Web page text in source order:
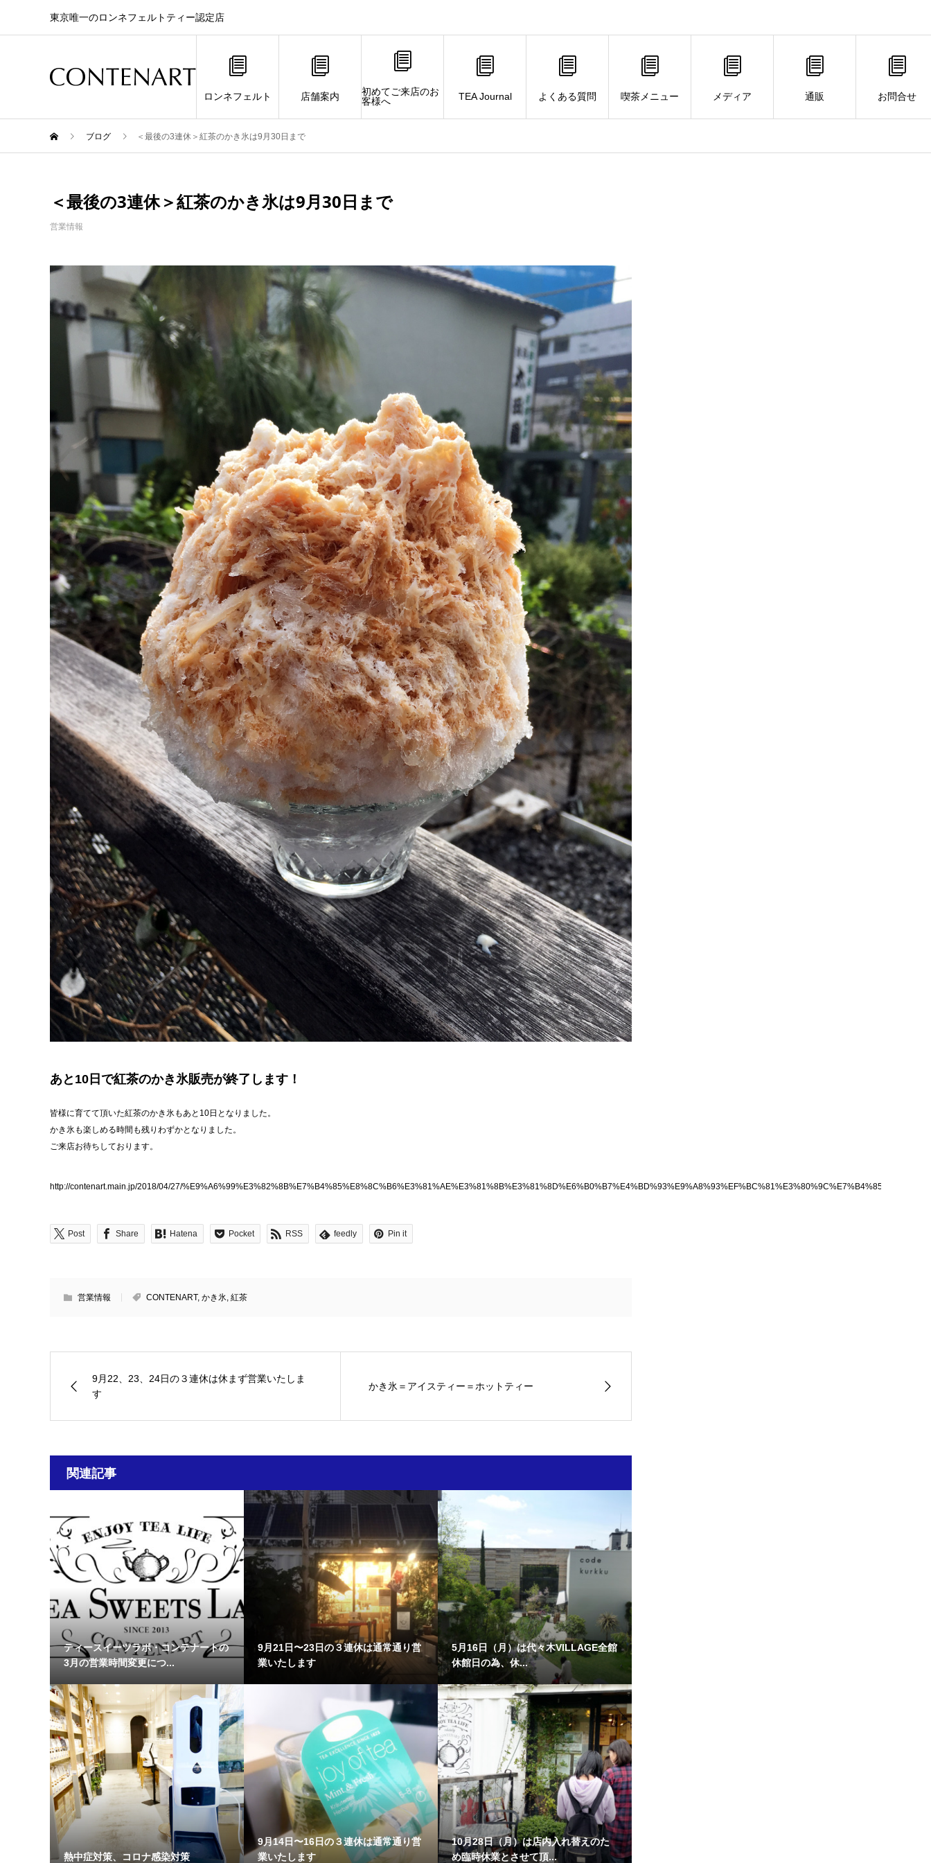
東京唯一のロンネフェルトティー認定店
ロンネフェルト 店舗案内
初めてご来店のお
客様へ
TEA Journal よくある質問 喫茶メニュー メディア 通販 お問合せ
ブログ ＜最後の3連休＞紅茶のかき氷は9月30日まで
＜最後の3連休＞紅茶のかき氷は9月30日まで
営業情報
あと10日で紅茶のかき氷販売が終了します！
皆様に育てて頂いた紅茶のかき氷もあと10日となりました。
かき氷も楽しめる時間も残りわずかとなりました。
ご来店お待ちしております。
http://contenart.main.jp/2018/04/27/
Post Share Hatena Pocket RSS feedly Pin it
営業情報 CONTENART, かき氷, 紅茶
9月22、23、24日の３連休は休まず営業いたしま
す
かき氷＝アイスティー＝ホットティー
関連記事
ティースイーツラボ・コンテナートの
3月の営業時間変更につ...
9月21日〜23日の３連休は通常通り営
業いたします
5月16日（月）は代々木VILLAGE全館
休館日の為、休...
熱中症対策、コロナ感染対策
9月14日〜16日の３連休は通常通り営
業いたします
10月28日（月）は店内入れ替えのた
め臨時休業とさせて頂...